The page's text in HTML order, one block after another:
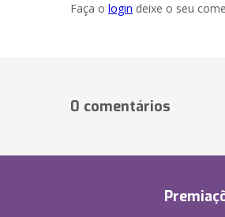
Faça o login deixe o seu
0 comentários